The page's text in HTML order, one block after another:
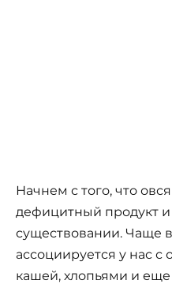
Начнем с того, что
дефицитный продукт
существовании. Чаще
ассоциируется у нас
кашей, хлопьями и